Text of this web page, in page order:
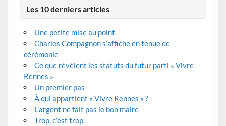
Les 10 derniers articles
Une petite mise au point
Charles Compagnon s’affiche en tenue de
cérémonie
Ce que révèlent les statuts du futur parti « Vivre
Rennes »
Un premier pas
À qui appartient « Vivre Rennes » ?
L’argent ne fait pas le bon maire
Trop, c’est trop